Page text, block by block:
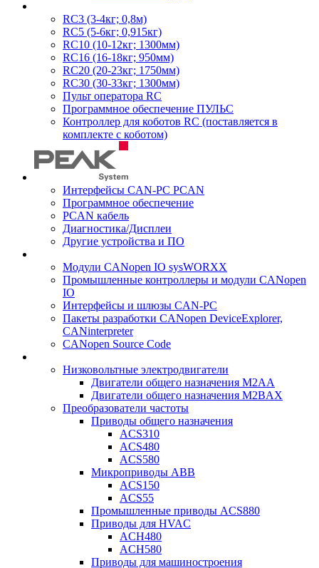
RC3 (3-4кг; 0,8м)
RC5 (5-6кг; 0,915кг)
RC10 (10-12кг; 1300мм)
RC16 (16-18кг; 950мм)
RC20 (20-23кг; 1750мм)
RC30 (30-33кг; 1300мм)
Пульт оператора RC
Программное обеспечение ПУЛЬС
Контроллер для коботов RC (поставляется в
комплекте с коботом)
Интерфейсы CAN-PC PCAN
Программное обеспечение
PCAN кабель
Диагностика/Дисплеи
Другие устройства и ПО
Модули CANopen IO sysWORXX
Промышленные контроллеры и модули CANopen
IO
Интерфейсы и шлюзы CAN-PC
Пакеты разработки CANopen DeviceExplorer,
CANinterpreter
CANopen Source Code
Низковольтные электродвигатели
Двигатели общего назначения M2AA
Двигатели общего назначения M2BAX
Преобразователи частоты
Приводы общего назначения
ACS310
ACS480
ACS580
Микроприводы ABB
ACS150
ACS55
Промышленные приводы ACS880
Приводы для HVAC
ACH480
ACH580
Приводы для машиностроения